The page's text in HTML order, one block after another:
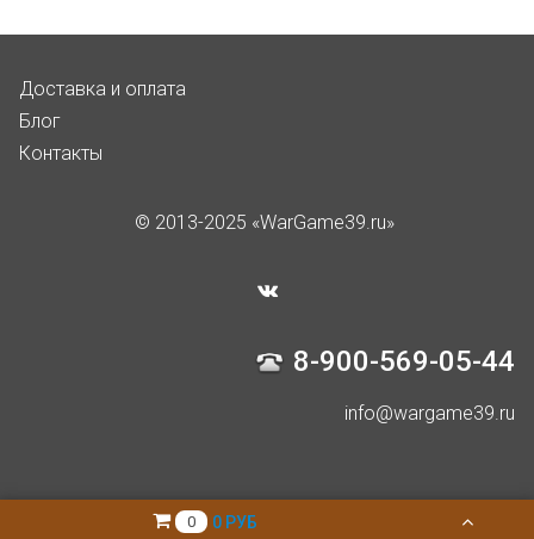
Доставка и оплата
Блог
Контакты
© 2013-2025 «WarGame39.ru»
8-900-569-05-44
info@wargame39.ru
0 0 РУБ